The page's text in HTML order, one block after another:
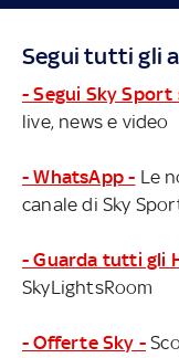
Segui tutti gli
- Segui Sky Sport
live, news e video
- WhatsApp - Le
canale di Sky
- Guarda tutti gli
SkyLightsRoom
- Offerte Sky -